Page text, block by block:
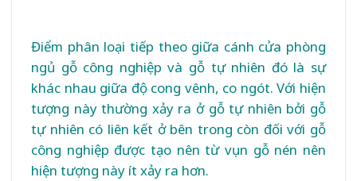
Điểm phân loại tiếp theo giữa cánh cửa phòng
ngủ gỗ công nghiệp và gỗ tự nhiên đó là sự
khác nhau giữa độ cong vênh, co ngót. Với hiện
tượng này thường xảy ra ở gỗ tự nhiên bởi gỗ
tự nhiên có liên kết ở bên trong còn đối với gỗ
công nghiệp được tạo nên từ vụn gỗ nén nên
hiện tượng này ít xảy ra hơn.